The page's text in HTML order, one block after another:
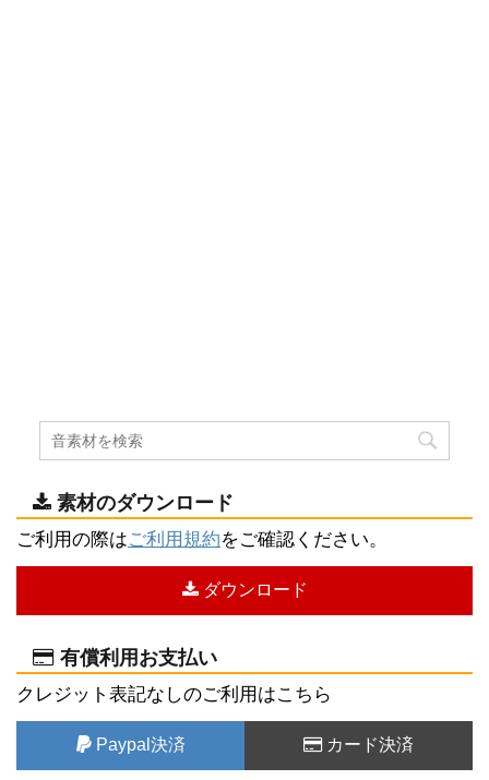
素材のダウンロード
ご利用の際はご利用規約をご確認ください。
ダウンロード
有償利用お支払い
クレジット表記なしのご利用はこちら
Paypal決済 カード決済